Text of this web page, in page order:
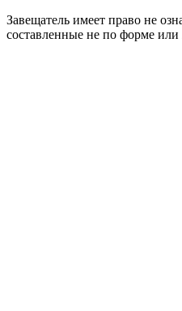
Завещатель имеет право не
составленные не по форме